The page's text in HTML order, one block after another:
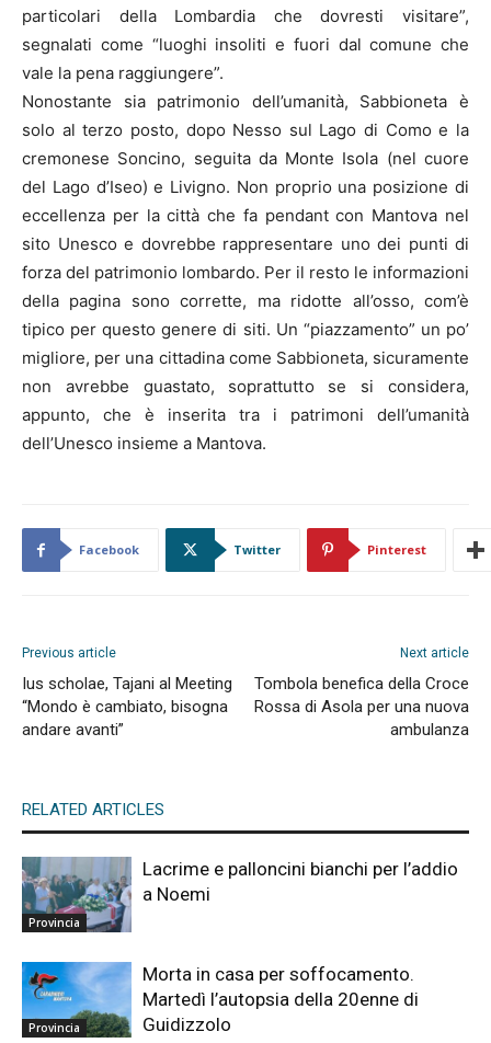
particolari della Lombardia che dovresti visitare”,
segnalati come “luoghi insoliti e fuori dal comune che
vale la pena raggiungere”.
Nonostante sia patrimonio dell’umanità, Sabbioneta è
solo al terzo posto, dopo Nesso sul Lago di Como e la
cremonese Soncino, seguita da Monte Isola (nel cuore
del Lago d’Iseo) e Livigno. Non proprio una posizione di
eccellenza per la città che fa pendant con Mantova nel
sito Unesco e dovrebbe rappresentare uno dei punti di
forza del patrimonio lombardo. Per il resto le informazioni
della pagina sono corrette, ma ridotte all’osso, com’è
tipico per questo genere di siti. Un “piazzamento” un po’
migliore, per una cittadina come Sabbioneta, sicuramente
non avrebbe guastato, soprattutto se si considera,
appunto, che è inserita tra i patrimoni dell’umanità
dell’Unesco insieme a Mantova.
Facebook Twitter Pinterest
Previous article
Ius scholae, Tajani al Meeting
“Mondo è cambiato, bisogna
andare avanti”
Next article
Tombola benefica della Croce
Rossa di Asola per una nuova
ambulanza
RELATED ARTICLES
Provincia
Lacrime e palloncini bianchi per l’addio
a Noemi
Provincia
Morta in casa per soffocamento.
Martedì l’autopsia della 20enne di
Guidizzolo